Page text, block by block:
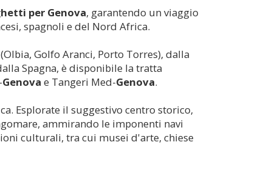
per Genova, garantendo un viaggio
spagnoli e del Nord Africa.
Golfo Aranci, Porto Torres), dalla
Spagna, è disponibile la tratta
Genova e Tangeri Med-Genova.
Esplorate il suggestivo centro storico,
ammirando le imponenti navi
culturali, tra cui musei d'arte, chiese